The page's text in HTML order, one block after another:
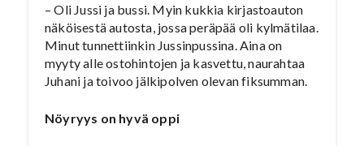
– Oli Jussi ja bussi. Myin kukkia kirjastoauton
näköisestä autosta, jossa peräpää oli kylmätilaa.
Minut tunnettiinkin Jussinpussina. Aina on
myyty alle ostohintojen ja kasvettu, naurahtaa
Juhani ja toivoo jälkipolven olevan fiksumman.
Nöyryys on hyvä oppi